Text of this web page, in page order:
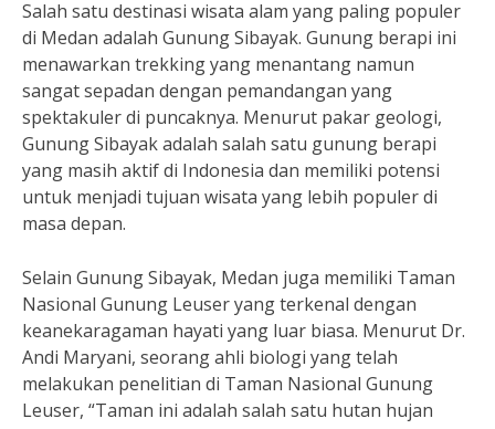
Salah satu destinasi wisata alam yang paling populer
di Medan adalah Gunung Sibayak. Gunung berapi ini
menawarkan trekking yang menantang namun
sangat sepadan dengan pemandangan yang
spektakuler di puncaknya. Menurut pakar geologi,
Gunung Sibayak adalah salah satu gunung berapi
yang masih aktif di Indonesia dan memiliki potensi
untuk menjadi tujuan wisata yang lebih populer di
masa depan.
Selain Gunung Sibayak, Medan juga memiliki Taman
Nasional Gunung Leuser yang terkenal dengan
keanekaragaman hayati yang luar biasa. Menurut Dr.
Andi Maryani, seorang ahli biologi yang telah
melakukan penelitian di Taman Nasional Gunung
Leuser, “Taman ini adalah salah satu hutan hujan